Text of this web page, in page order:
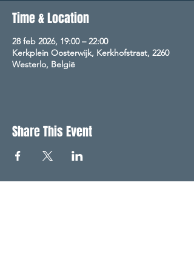
Time & Location
28 feb 2026, 19:00 – 22:00
Kerkplein Oosterwijk, Kerkhofstraat, 2260
Westerlo, België
Share This Event